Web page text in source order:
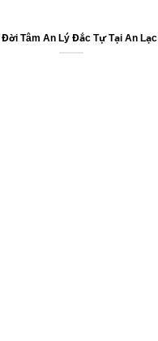
Đời Tâm An Lý Đắc Tự Tại An Lạc